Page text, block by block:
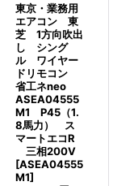
東京・業務用
エアコン 東
芝 1方向吹出
し シング
ル ワイヤー
ドリモコン
省工ネneo
ASEA04555
M1 P45（1.
8馬力） ス
マートエコR
三相200V
[ASEA04555
M1]